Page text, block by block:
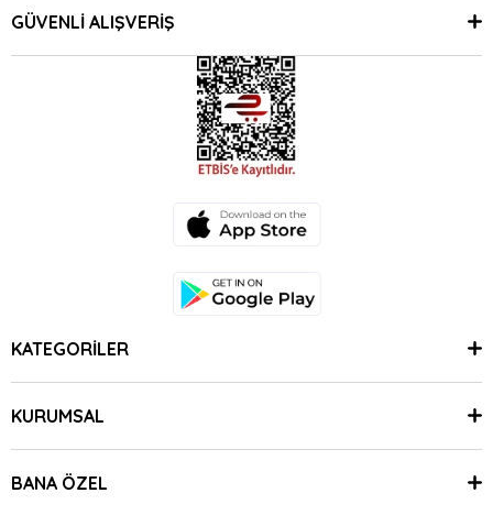
GÜVENLİ ALIŞVERİŞ
KATEGORİLER
KURUMSAL
BANA ÖZEL